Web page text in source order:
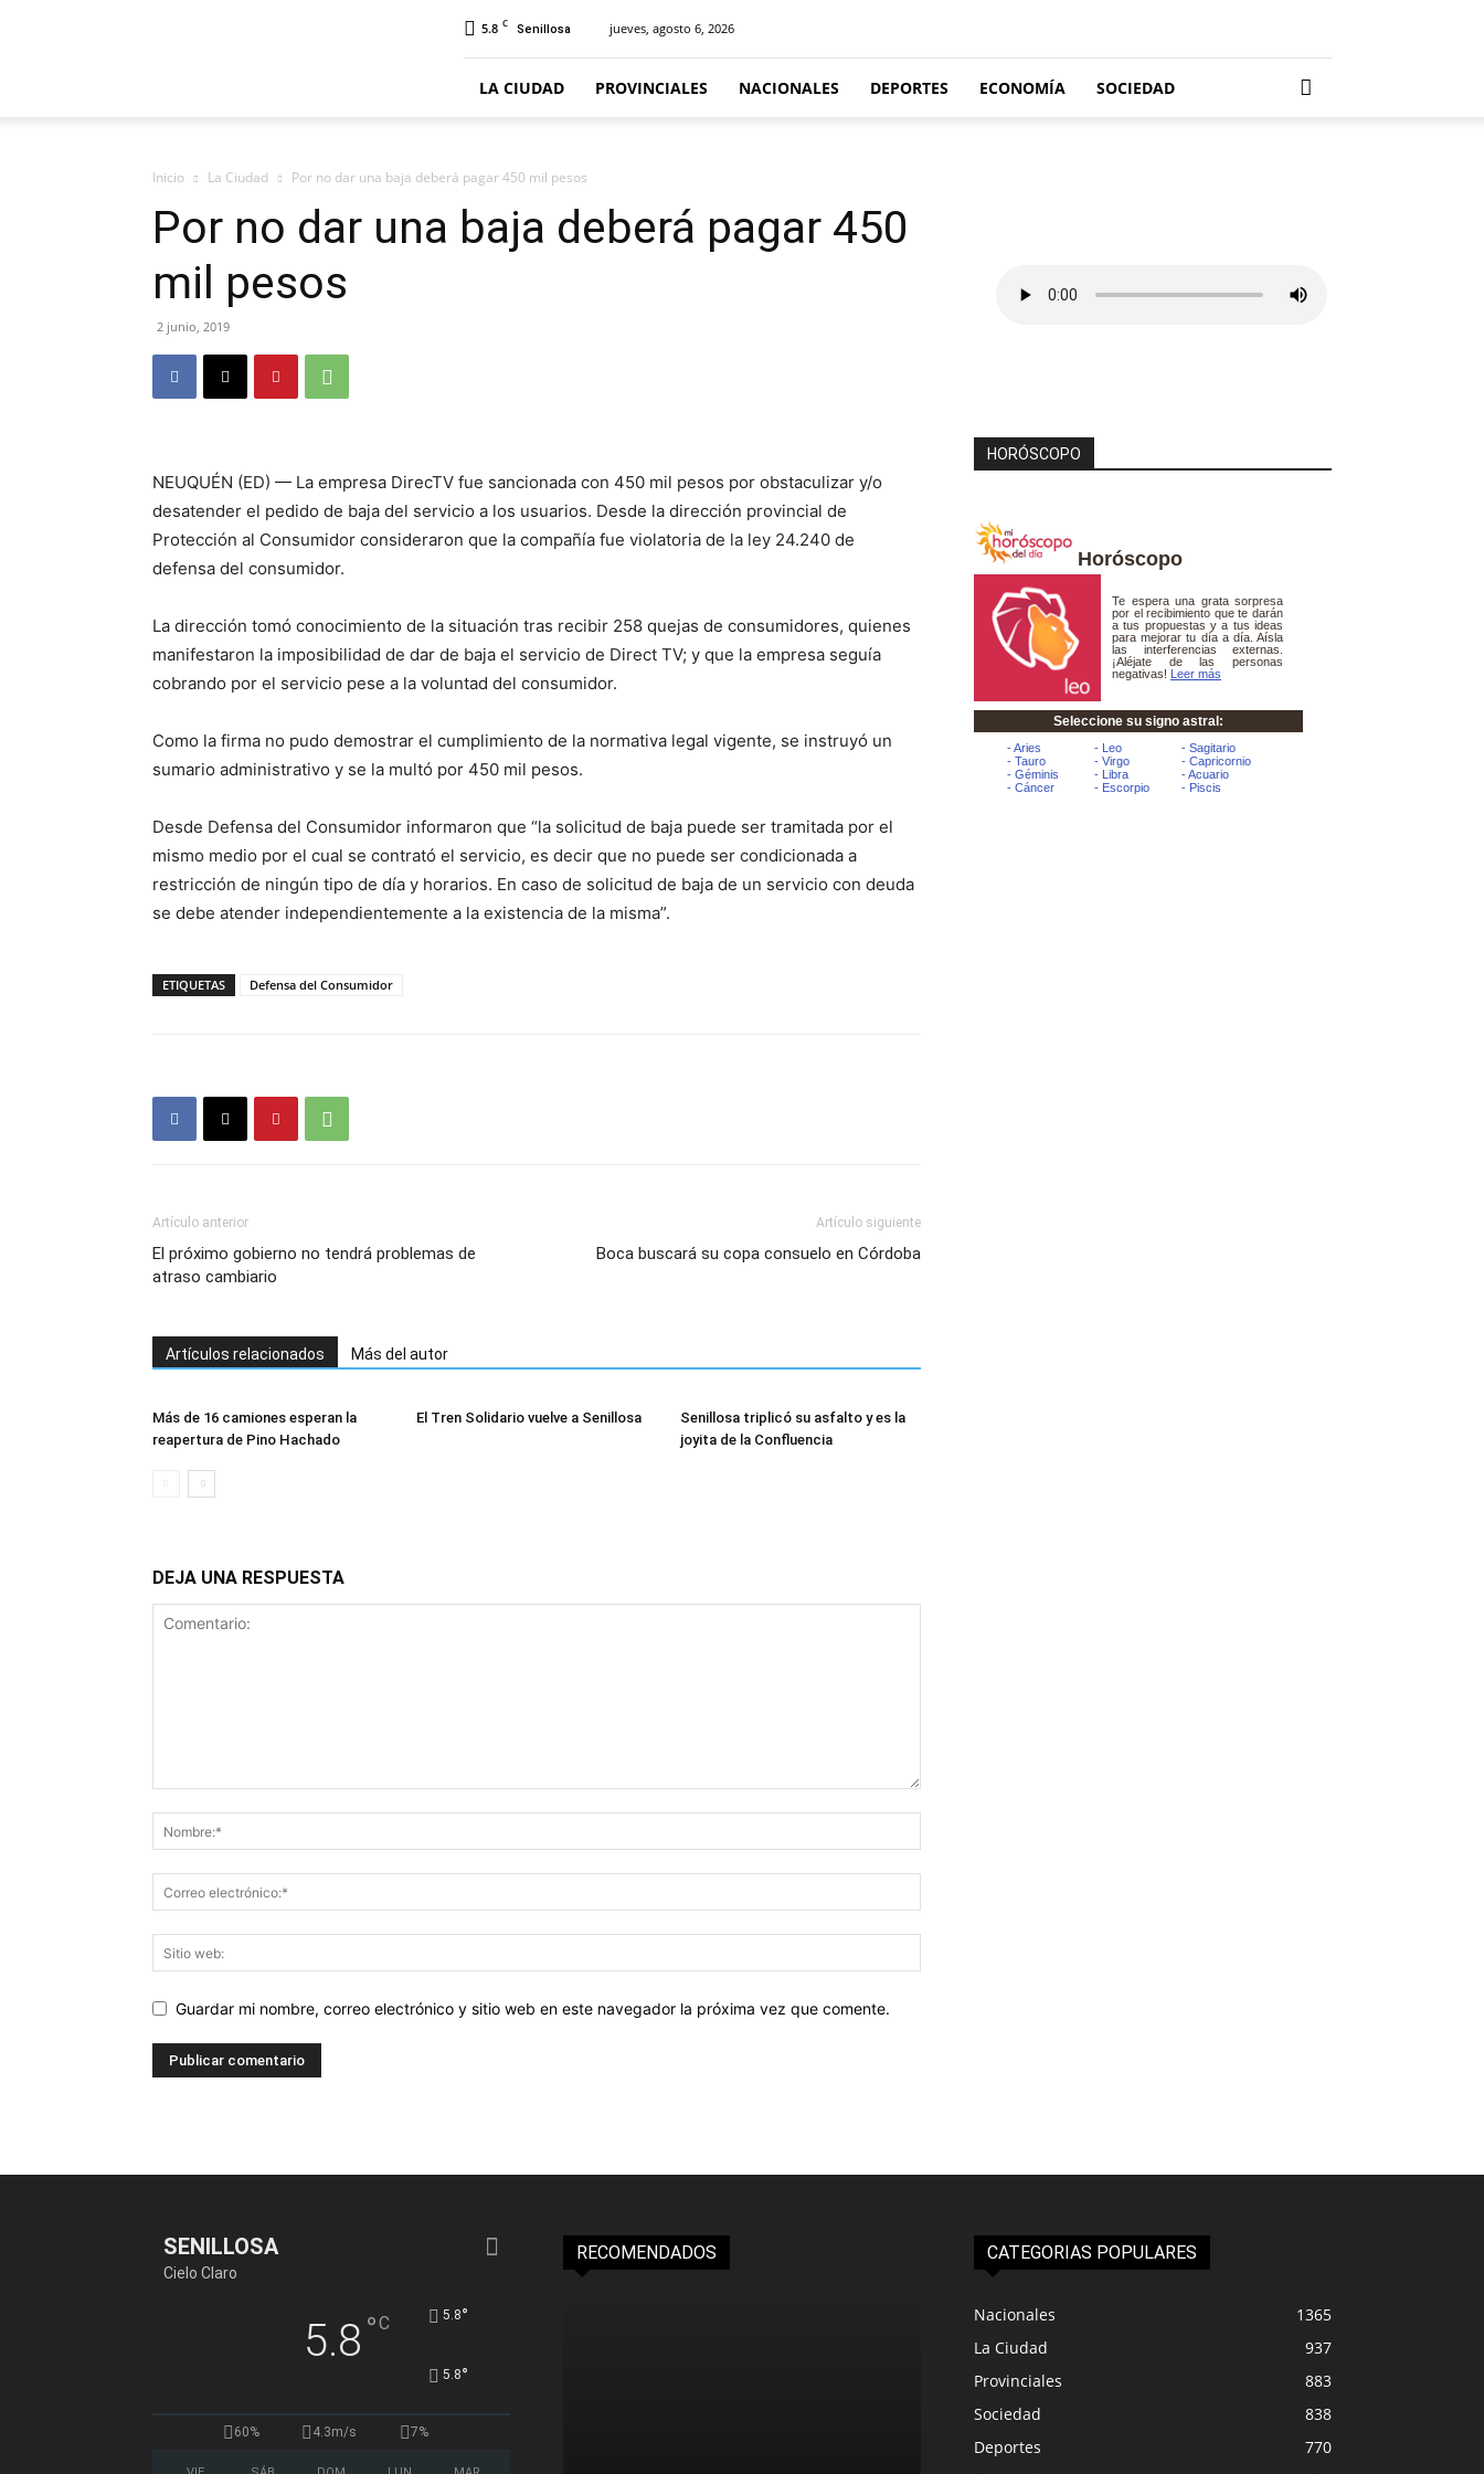
5.8 C Senillosa jueves, agosto 6, 2026
LA CIUDAD PROVINCIALES NACIONALES DEPORTES ECONOMÍA SOCIEDAD
Inicio La Ciudad Por no dar una baja deberá pagar 450 mil pesos
Por no dar una baja deberá pagar 450
mil pesos
2 junio, 2019
NEUQUÉN (ED) — La empresa DirecTV fue sancionada con 450 mil pesos por obstaculizar y/o
desatender el pedido de baja del servicio a los usuarios. Desde la dirección provincial de
Protección al Consumidor consideraron que la compañía fue violatoria de la ley 24.240 de
defensa del consumidor.
La dirección tomó conocimiento de la situación tras recibir 258 quejas de consumidores, quienes
manifestaron la imposibilidad de dar de baja el servicio de Direct TV; y que la empresa seguía
cobrando por el servicio pese a la voluntad del consumidor.
Como la firma no pudo demostrar el cumplimiento de la normativa legal vigente, se instruyó un
sumario administrativo y se la multó por 450 mil pesos.
Desde Defensa del Consumidor informaron que “la solicitud de baja puede ser tramitada por el
mismo medio por el cual se contrató el servicio, es decir que no puede ser condicionada a
restricción de ningún tipo de día y horarios. En caso de solicitud de baja de un servicio con deuda
se debe atender independientemente a la existencia de la misma”.
ETIQUETAS Defensa del Consumidor
Artículo anterior
El próximo gobierno no tendrá problemas de
atraso cambiario
Artículo siguiente
Boca buscará su copa consuelo en Córdoba
Artículos relacionados Más del autor
Más de 16 camiones esperan la
reapertura de Pino Hachado
El Tren Solidario vuelve a Senillosa
Senillosa triplicó su asfalto y es la
joyita de la Confluencia
DEJA UNA RESPUESTA
Guardar mi nombre, correo electrónico y sitio web en este navegador la próxima vez que comente.
HORÓSCOPO
Horóscopo
SENILLOSA
Cielo Claro
5.8 °C 5.8°
5.8°
60% 4.3m/s 7%
RECOMENDADOS CATEGORIAS POPULARES
Nacionales
1365
La Ciudad
937
Provinciales
883
Sociedad
838
Deportes
770